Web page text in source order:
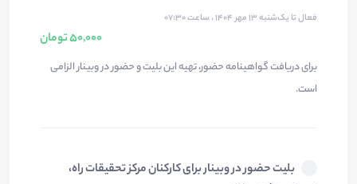
فعال تا یک‌شنبه ۱۳ مهر ۱۴۰۴ ، ساعت ۰۷:۳۰
50,000 تومان
برای دریافت گواهینامه حضور، تهیه این بلیت و حضور در وبینار الزامی
است.
بلیت حضور در وبینار برای کارکنان مرکز تحقیقات راه،